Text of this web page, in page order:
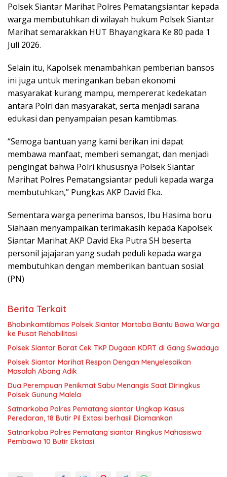
Polsek Siantar Marihat Polres Pematangsiantar kepada
warga membutuhkan di wilayah hukum Polsek Siantar
Marihat semarakkan HUT Bhayangkara Ke 80 pada 1
Juli 2026.
Selain itu, Kapolsek menambahkan pemberian bansos
ini juga untuk meringankan beban ekonomi
masyarakat kurang mampu, mempererat kedekatan
antara Polri dan masyarakat, serta menjadi sarana
edukasi dan penyampaian pesan kamtibmas.
“Semoga bantuan yang kami berikan ini dapat
membawa manfaat, memberi semangat, dan menjadi
pengingat bahwa Polri khususnya Polsek Siantar
Marihat Polres Pematangsiantar peduli kepada warga
membutuhkan,” Pungkas AKP David Eka.
Sementara warga penerima bansos, Ibu Hasima boru
Siahaan menyampaikan terimakasih kepada Kapolsek
Siantar Marihat AKP David Eka Putra SH beserta
personil jajajaran yang sudah peduli kepada warga
membutuhkan dengan memberikan bantuan sosial.
(PN)
Berita Terkait
Bhabinkamtibmas Polsek Siantar Martoba Bantu Bawa Warga
ke Pusat Rehabilitasi
Polsek Siantar Barat Cek TKP Dugaan KDRT di Gang Swadaya
Polsek Siantar Marihat Respon Dengan Menyelesaikan
Masalah Abang Adik
Dua Perempuan Penikmat Sabu Menangis Saat Diringkus
Polsek Gunung Malela
Satnarkoba Polres Pematang siantar Ungkap Kasus
Peredaran, 18 Butir Pil Extasi berhasil Diamankan
Satnarkoba Polres Pematang siantar Ringkus Mahasiswa
Pembawa 10 Butir Ekstasi